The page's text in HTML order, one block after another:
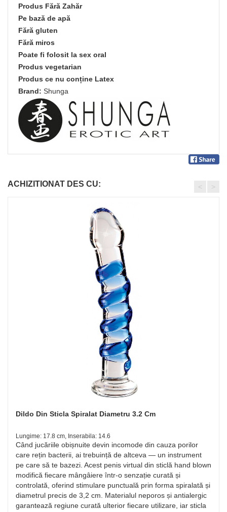
Produs Fără Zahăr
Pe bază de apă
Fără gluten
Fără miros
Poate fi folosit la sex oral
Produs vegetarian
Produs ce nu conține Latex
Brand: Shunga
ACHIZITIONAT DES CU:
Dildo Din Sticla Spiralat Diametru 3.2 Cm
Lungime: 17.8 cm, Inserabila: 14.6
Când jucăriile obișnuite devin incomode din cauza porilor
care rețin bacterii, ai trebuință de altceva — un instrument
pe care să te bazezi. Acest penis virtual din sticlă hand blown
modifică fiecare mângâiere într‑o senzație curată și
controlată, oferind stimulare punctuală prin forma spiralată și
diametrul precis de 3,2 cm. Materialul neporos și antialergic
garantează regiune curată ulterior fiecare utilizare, iar sticla
< >